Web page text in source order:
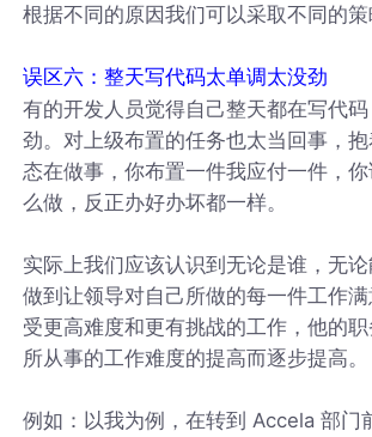
根据不同的原因我们可以采取不同的策
误区六：整天写代码太单调太没劲
有的开发人员觉得自己整天都在写代
劲。对上级布置的任务也太当回事，
态在做事，你布置一件我应付一件，
么做，反正办好办坏都一样。
实际上我们应该认识到无论是谁，无
做到让领导对自己所做的每一件工作
受更高难度和更有挑战的工作，他的
所从事的工作难度的提高而逐步提高。
例如：以我为例，在转到 Accela 部门